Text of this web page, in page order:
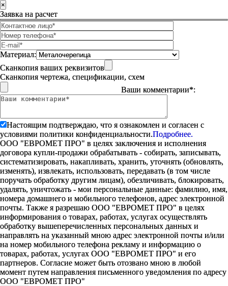
×
Заявка на расчет
Материал:
Сканкопия ваших реквизитов
Сканкопия чертежа, спецификации, схем
Ваши комментарии*:
Настоящим подтверждаю, что я ознакомлен и согласен с
условиями политики конфиденциальности.Подробнее.
ООО "ЕВРОМЕТ ПРО" в целях заключения и исполнения
договора купли-продажи обрабатывать - собирать, записывать,
систематизировать, накапливать, хранить, уточнять (обновлять,
изменять), извлекать, использовать, передавать (в том числе
поручать обработку другим лицам), обезличивать, блокировать,
удалять, уничтожать - мои персональные данные: фамилию, имя,
номера домашнего и мобильного телефонов, адрес электронной
почты. Также я разрешаю ООО "ЕВРОМЕТ ПРО" в целях
информирования о товарах, работах, услугах осуществлять
обработку вышеперечисленных персональных данных и
направлять на указанный мною адрес электронной почты и/или
на номер мобильного телефона рекламу и информацию о
товарах, работах, услугах ООО "ЕВРОМЕТ ПРО" и его
партнеров. Согласие может быть отозвано мною в любой
момент путем направления письменного уведомления по адресу
ООО "ЕВРОМЕТ ПРО"